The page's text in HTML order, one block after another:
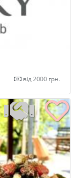
від 2000 грн.